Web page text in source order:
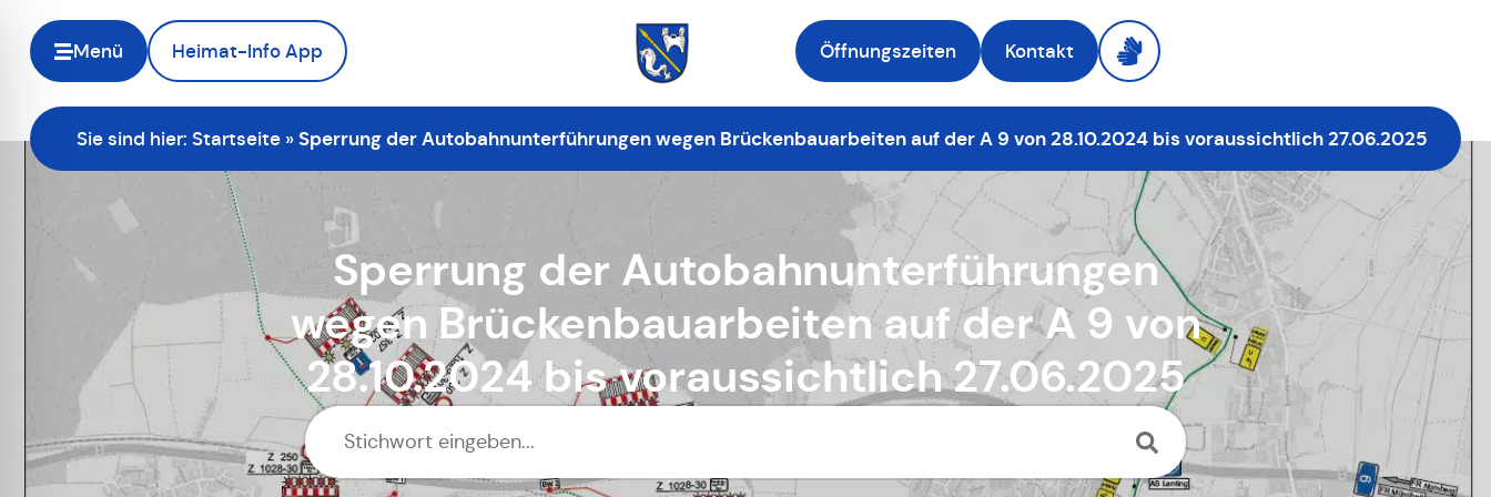
Menü Heimat-Info App Öffnungszeiten Kontakt
Sie sind hier: Startseite »Sperrung der Autobahnunterführungen wegen Brückenbauarbeiten auf der A 9 von 28.10.2024 bis voraussichtlich 27.06.2025
Sperrung der Autobahnunterführungen
wegen Brückenbauarbeiten auf der A 9 von
28.10.2024 bis voraussichtlich 27.06.2025